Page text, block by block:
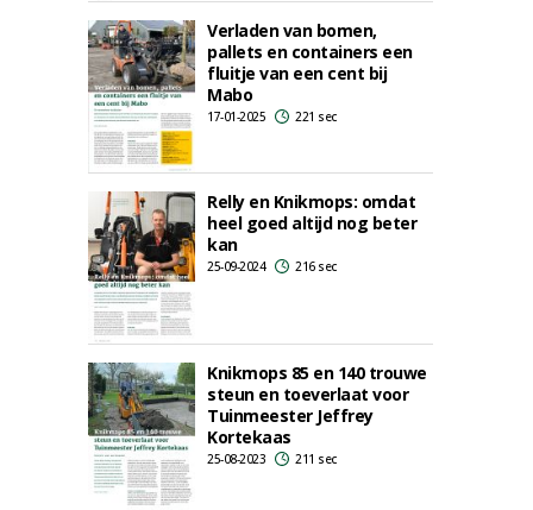
Verladen van bomen,
pallets en containers een
fluitje van een cent bij
Mabo
17-01-2025 221 sec
Relly en Knikmops: omdat
heel goed altijd nog beter
kan
25-09-2024 216 sec
Knikmops 85 en 140 trouwe
steun en toeverlaat voor
Tuinmeester Jeffrey
Kortekaas
25-08-2023 211 sec